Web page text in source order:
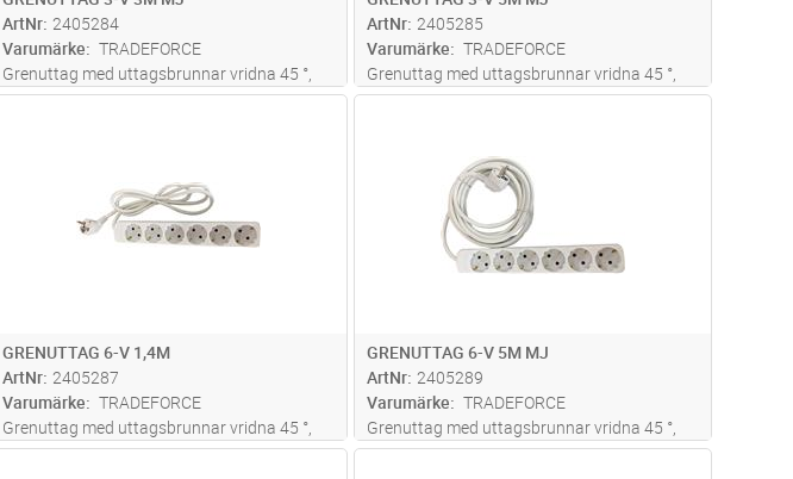
ArtNr 2405284
Varumärke
TRADEFORCE
Grenuttag med uttagsbrunnar vridna 45 °,
10A, 250V.
ArtNr 2405285
Varumärke
TRADEFORCE
Grenuttag med uttagsbrunnar vridna 45 °,
10A, 250V.
GRENUTTAG 6-V 1,4M
ArtNr 2405287
Varumärke
TRADEFORCE
Grenuttag med uttagsbrunnar vridna 45 °,
10A, 250V.
GRENUTTAG 6-V 5M MJ
ArtNr 2405289
Varumärke
TRADEFORCE
Grenuttag med uttagsbrunnar vridna 45 °,
10A, 250V.